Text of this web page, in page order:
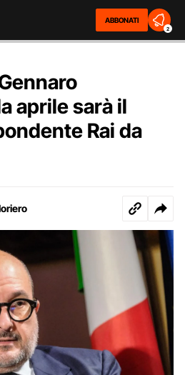
ABBONATI
2
aprile sarà il
Rai da